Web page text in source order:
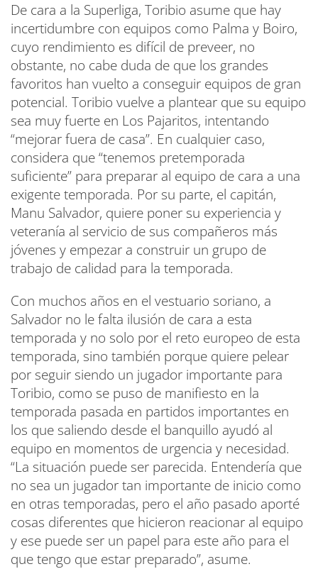
De cara a la Superliga, Toribio asume que hay
incertidumbre con equipos como Palma y Boiro,
cuyo rendimiento es difícil de preveer, no
obstante, no cabe duda de que los grandes
favoritos han vuelto a conseguir equipos de gran
potencial. Toribio vuelve a plantear que su equipo
sea muy fuerte en Los Pajaritos, intentando
“mejorar fuera de casa”. En cualquier caso,
considera que “tenemos pretemporada
suficiente” para preparar al equipo de cara a una
exigente temporada. Por su parte, el capitán,
Manu Salvador, quiere poner su experiencia y
veteranía al servicio de sus compañeros más
jóvenes y empezar a construir un grupo de
trabajo de calidad para la temporada.
Con muchos años en el vestuario soriano, a
Salvador no le falta ilusión de cara a esta
temporada y no solo por el reto europeo de esta
temporada, sino también porque quiere pelear
por seguir siendo un jugador importante para
Toribio, como se puso de manifiesto en la
temporada pasada en partidos importantes en
los que saliendo desde el banquillo ayudó al
equipo en momentos de urgencia y necesidad.
“La situación puede ser parecida. Entendería que
no sea un jugador tan importante de inicio como
en otras temporadas, pero el año pasado aporté
cosas diferentes que hicieron reacionar al equipo
y ese puede ser un papel para este año para el
que tengo que estar preparado”, asume.